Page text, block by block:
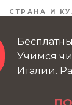
СТРАНА И
Учимся
Италии.